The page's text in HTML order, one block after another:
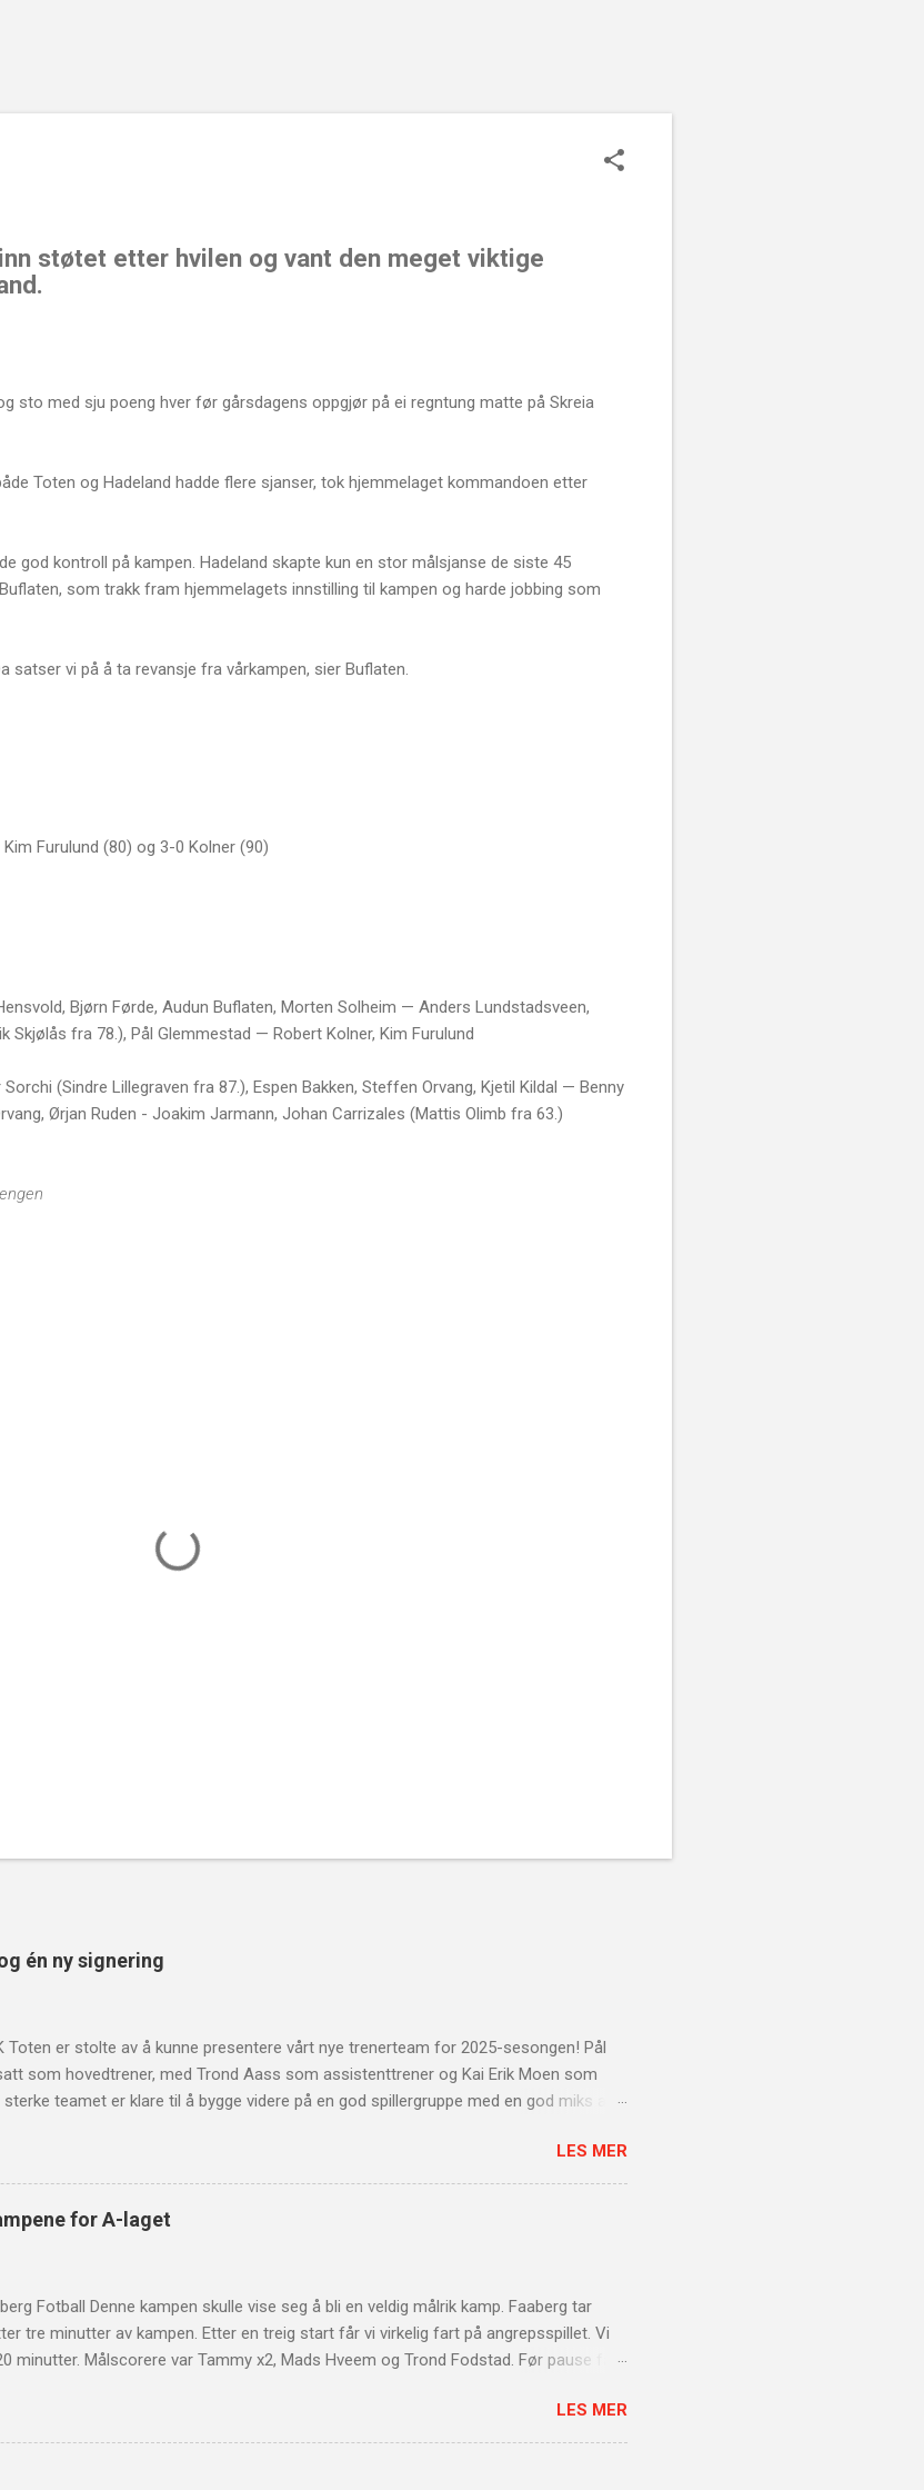
støtet etter hvilen og vant den meget viktige
sto med sju poeng hver før gårsdagens oppgjør på ei regntung matte på Skreia
Toten og Hadeland hadde flere sjanser, tok hjemmelaget kommandoen etter
god kontroll på kampen. Hadeland skapte kun en stor målsjanse de siste 45
som trakk fram hjemmelagets innstilling til kampen og harde jobbing som
satser vi på å ta revansje fra vårkampen, sier Buflaten.
Furulund (80) og 3-0 Kolner (90)
Bjørn Førde, Audun Buflaten, Morten Solheim — Anders Lundstadsveen,
Skjølås fra 78.), Pål Glemmestad — Robert Kolner, Kim Furulund
(Sindre Lillegraven fra 87.), Espen Bakken, Steffen Orvang, Kjetil Kildal — Benny
Ørjan Ruden - Joakim Jarmann, Johan Carrizales (Mattis Olimb fra 63.)
én ny signering
er stolte av å kunne presentere vårt nye trenerteam for 2025-sesongen! Pål
som hovedtrener, med Trond Aass som assistenttrener og Kai Erik Moen som
teamet er klare til å bygge videre på en god spillergruppe med en god miks av
erfaring og kompetanse, ser vi frem til å fortsette satsingen på ungdommen og
Pål Arne Jensen har både erfaring som spiller og sterk faglig bakgrunn. Han har
til SK Gjøvik-Lyn og Raufoss. Jensen har også vært en viktig del av klubben de
for både G16- og G19-lagene. Trond Aass har spilt hele 173 kamper for klubben
på A-laget i 2005. Han har over tid vist seg som en sterk lagbygger både på og
LES MER
for A-laget
Fotball Denne kampen skulle vise seg å bli en veldig målrik kamp. Faaberg tar
tre minutter av kampen. Etter en treig start får vi virkelig fart på angrepsspillet. Vi
minutter. Målscorere var Tammy x2, Mads Hveem og Trond Fodstad. Før pause får
scorer en gang til minuttet senere. Det tok ikke lang tid før vi slo tilbake med
Etter et lite opphold fra uten mål får Håvard J. Nyseth scoringen sin. Faaberg
LES MER